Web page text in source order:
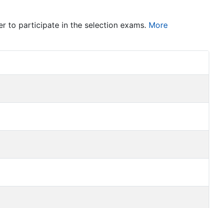
to participate in the selection exams. More
Item